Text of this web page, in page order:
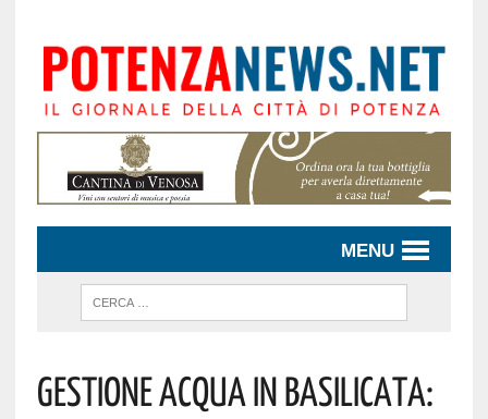
MENU
Gestione Acqua In Basilicata: